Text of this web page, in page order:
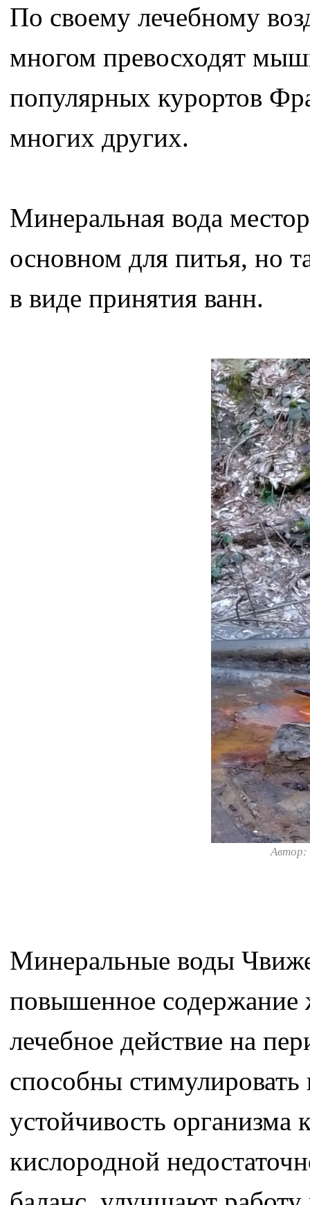
По своему лечебному
многом превосходят
популярных курортов
многих других.
Минеральная вода
основном для питья, но
в виде принятия ванн.
Автор:
Минеральные воды
повышенное содержание
лечебное действие на
способны
устойчивость организма
кислородной